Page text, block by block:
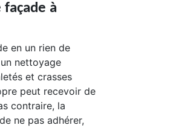
à
en un rien de
nettoyage
et crasses
peut recevoir de
contraire, la
ne pas adhérer,